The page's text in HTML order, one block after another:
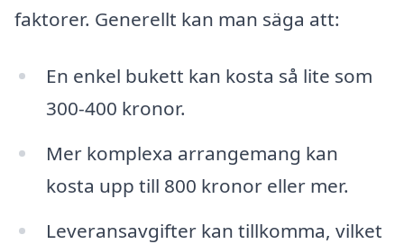
faktorer. Generellt kan man säga att:
En enkel bukett kan kosta så lite som
300-400 kronor.
Mer komplexa arrangemang kan
kosta upp till 800 kronor eller mer.
Leveransavgifter kan tillkomma, vilket